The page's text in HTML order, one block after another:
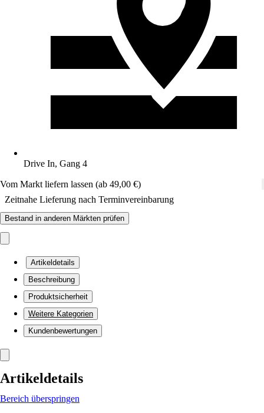
Drive In, Gang 4
Vom Markt liefern lassen (ab 49,00 €)
Zeitnahe Lieferung nach Terminvereinbarung
Bestand in anderen Märkten prüfen
Artikeldetails
Beschreibung
Produktsicherheit
Weitere Kategorien
Kundenbewertungen
Artikeldetails
Bereich überspringen